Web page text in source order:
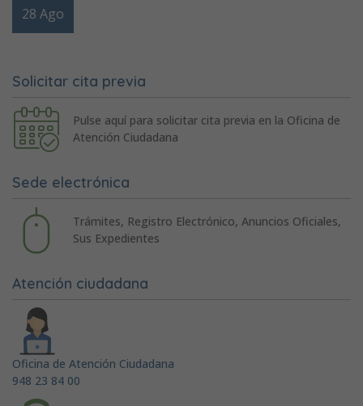
28 Ago
Solicitar cita previa
Pulse aquí para solicitar cita previa en la Oficina de
Atención Ciudadana
Sede electrónica
Trámites, Registro Electrónico, Anuncios Oficiales,
Sus Expedientes
Atención ciudadana
Oficina de Atención Ciudadana
948 23 84 00